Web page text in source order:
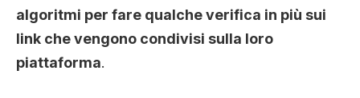
algoritmi per fare qualche verifica in più sui
link che vengono condivisi sulla loro
piattaforma.